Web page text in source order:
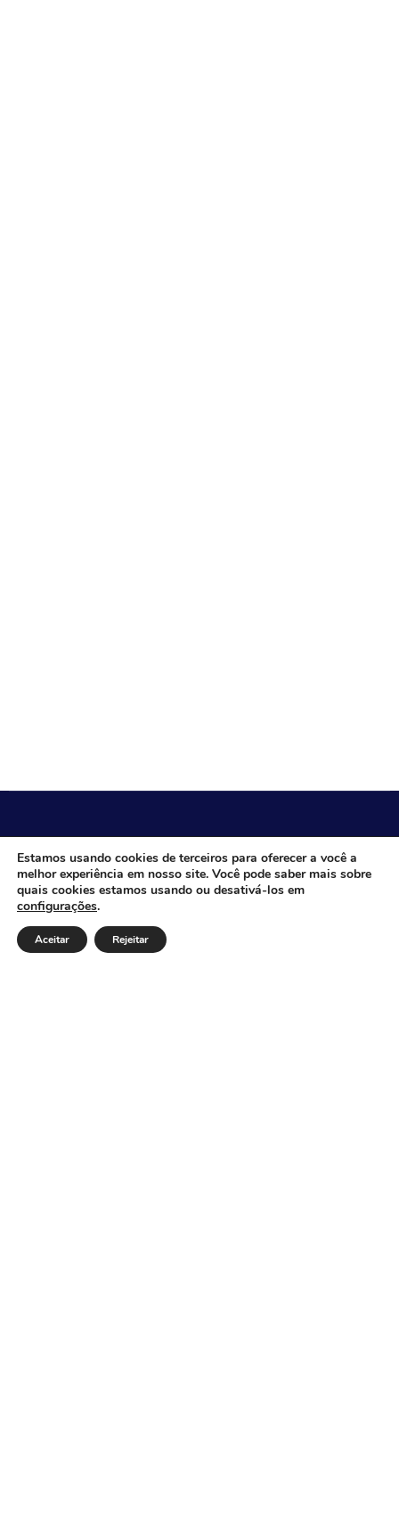
CÂMARA MUNICIPAL DE ITACARAMBI - MG
Endereço: Av. Juca Nascimento, n.º 240, Nossa Senhora
de Fátima, Itacarambi/MG – CEP: 39470-000 Email:
Telefone: Horário de Funcionamento: De segunda-à
Estamos usando cookies de terceiros para oferecer a você a
melhor experiência em nosso site. Você pode saber mais sobre
quais cookies estamos usando ou desativá-los em
configurações.
Aceitar Rejeitar